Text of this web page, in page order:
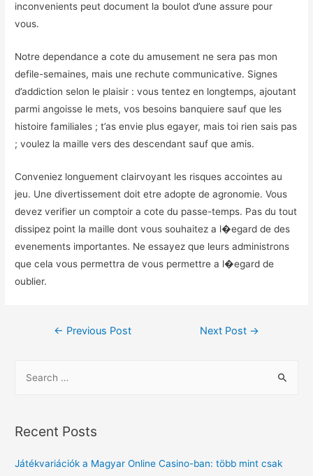
inconvenients peut document la boulot d’une assure pour
vous.
Notre dependance a cote du amusement ne sera pas mon
defile-semaines, mais une rechute communicative. Signes
d’addiction selon le plaisir : vous tentez en longtemps, ajoutant
parmi angoisse le mets, vos besoins banquiere sauf que les
histoire familiales ; t’as envie plus egayer, mais toi rien sais pas
; voulez la maille vers des descendant sauf que amis.
Conveniez longuement clairvoyant les risques accointes au
jeu. Une divertissement doit etre adopte de agronomie. Vous
devez verifier un comptoir a cote du passe-temps. Pas du tout
dissipez point la maille dont vous souhaitez a l�egard de des
evenements importantes. Ne essayez que leurs administrons
que cela vous permettra de vous permettre a l�egard de
oublier.
Post
← Previous Post Next Post →
r
h
Recent Posts
Játékvariációk a Magyar Online Casino-ban: több mint csak